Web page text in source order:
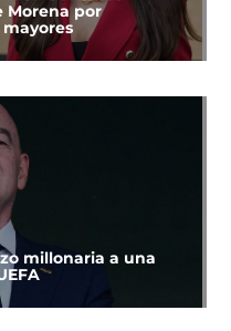
Morena por
millonaria a una